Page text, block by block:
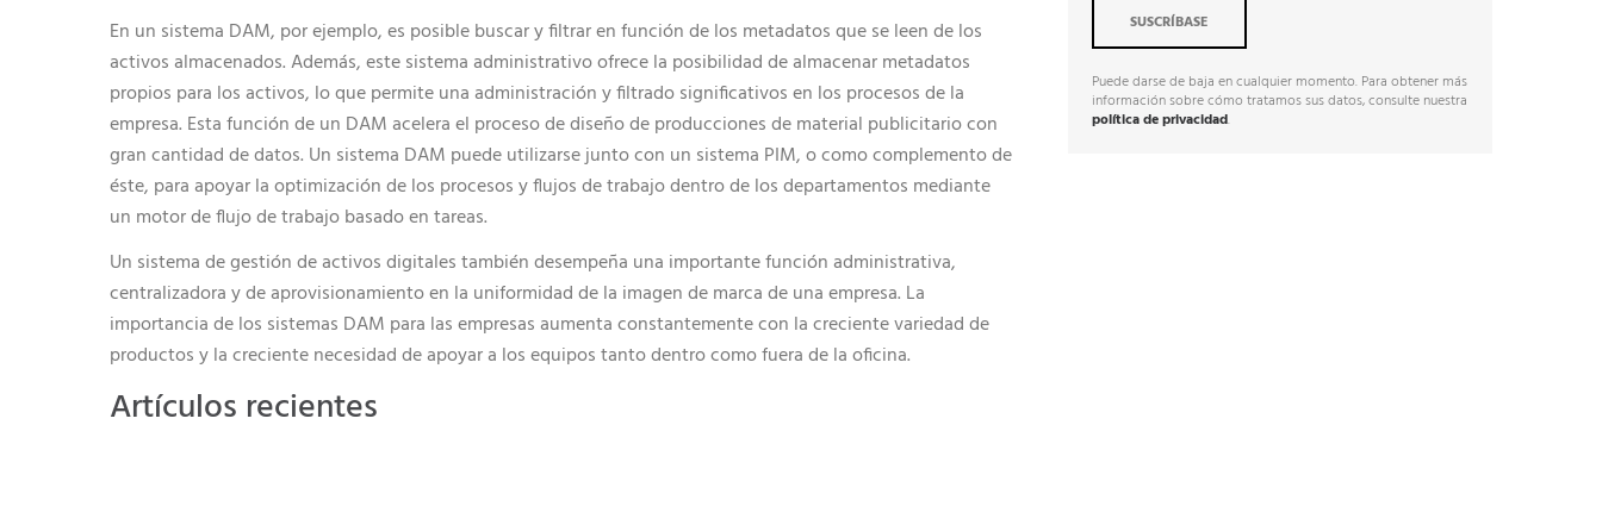
En un sistema DAM, por ejemplo, es posible buscar y filtrar en función de los metadatos que se leen de los
activos almacenados. Además, este sistema administrativo ofrece la posibilidad de almacenar metadatos
propios para los activos, lo que permite una administración y filtrado significativos en los procesos de la
empresa. Esta función de un DAM acelera el proceso de diseño de producciones de material publicitario con
gran cantidad de datos. Un sistema DAM puede utilizarse junto con un sistema PIM, o como complemento de
éste, para apoyar la optimización de los procesos y flujos de trabajo dentro de los departamentos mediante
un motor de flujo de trabajo basado en tareas.
Un sistema de gestión de activos digitales también desempeña una importante función administrativa,
centralizadora y de aprovisionamiento en la uniformidad de la imagen de marca de una empresa. La
importancia de los sistemas DAM para las empresas aumenta constantemente con la creciente variedad de
productos y la creciente necesidad de apoyar a los equipos tanto dentro como fuera de la oficina.
Artículos recientes
Puede darse de baja en cualquier momento. Para obtener más
información sobre cómo tratamos sus datos, consulte nuestra
política de privacidad.